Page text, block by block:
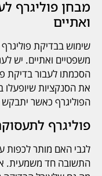
מבחן פוליגרף
ואתיים
שימוש בבדיקת
משפטיים ואתיים. יש
הסכמתו לעבור בדיקת
את הסנקציות שיופעלו
הפוליגרף כאשר
פוליגרף
לגבי האם מותר לכפות
התשובה חד משמעית.